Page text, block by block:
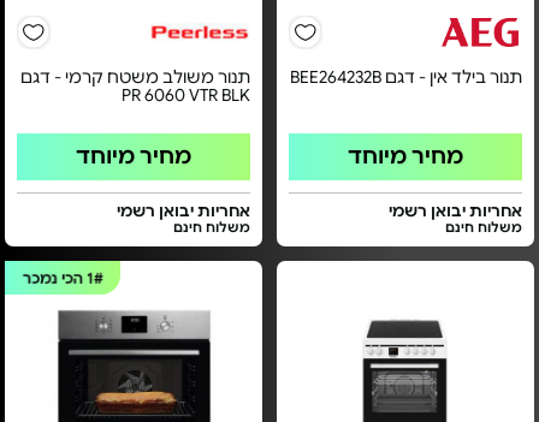
תנור בילד אין - דגם BEE264232B
מחיר מיוחד
אחריות יבואן רשמי
משלוח חינם
תנור משולב משטח קרמי - דגם
PR 6060 VTR BLK
מחיר מיוחד
אחריות יבואן רשמי
משלוח חינם
1#הכי נמכר